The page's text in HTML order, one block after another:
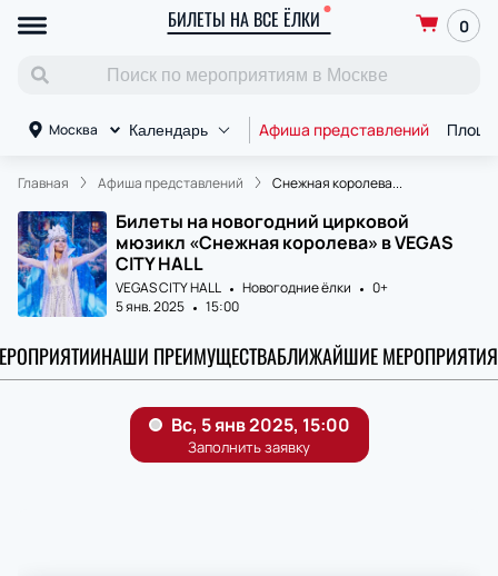
БИЛЕТЫ НА ВСЕ ЁЛКИ 0
Москва Календарь Афиша представлений
Главная Афиша представлений Снежная королева...
Билеты на новогодний цирковой
мюзикл «Снежная королева» в VEGAS
CITY HALL
VEGAS CITY HALL Новогодние ёлки
0+
5 янв. 2025
15:00
НАШИ ПРЕИМУЩЕСТВАБЛИЖАЙШИЕ МЕРОПРИЯТИЯ